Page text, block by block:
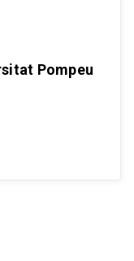
Pompeu